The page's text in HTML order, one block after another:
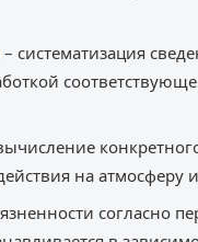
– систематизация
на
согласно